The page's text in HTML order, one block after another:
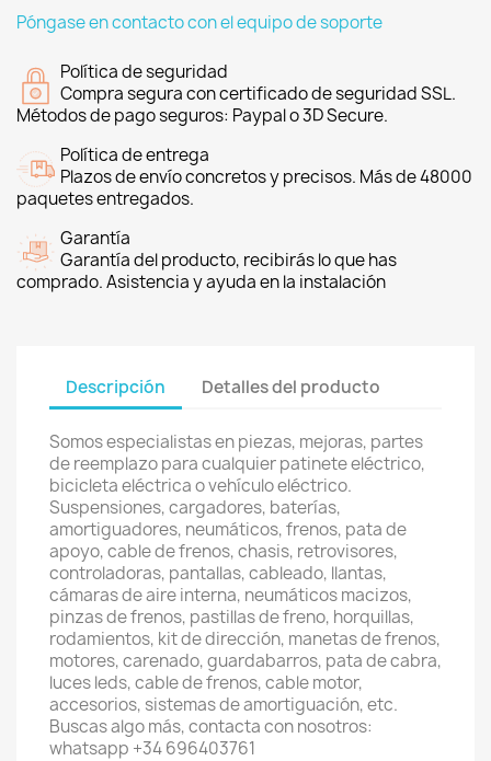
Póngase en contacto con el equipo de soporte
Política de seguridad
Compra segura con certificado de seguridad SSL.
Métodos de pago seguros: Paypal o 3D Secure.
Política de entrega
Plazos de envío concretos y precisos. Más de 48000
paquetes entregados.
Garantía
Garantía del producto, recibirás lo que has
comprado. Asistencia y ayuda en la instalación
Descripción Detalles del producto
Somos especialistas en piezas, mejoras, partes
de reemplazo para cualquier patinete eléctrico,
bicicleta eléctrica o vehículo eléctrico.
Suspensiones, cargadores, baterías,
amortiguadores, neumáticos, frenos, pata de
apoyo, cable de frenos, chasis, retrovisores,
controladoras, pantallas, cableado, llantas,
cámaras de aire interna, neumáticos macizos,
pinzas de frenos, pastillas de freno, horquillas,
rodamientos, kit de dirección, manetas de frenos,
motores, carenado, guardabarros, pata de cabra,
luces leds, cable de frenos, cable motor,
accesorios, sistemas de amortiguación, etc.
Buscas algo más, contacta con nosotros:
whatsapp +34 696403761